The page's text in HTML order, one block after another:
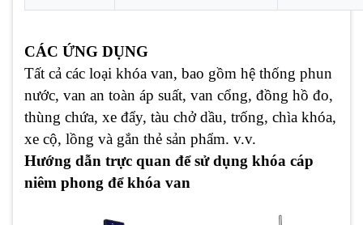
CÁC ỨNG DỤNG
Tất cả các loại khóa van, bao gồm hệ thống phun
nước, van an toàn áp suất, van cổng, đồng hồ đo,
thùng chứa, xe đẩy, tàu chở dầu, trống, chìa khóa,
xe cộ, lồng và gắn thẻ sản phẩm. v.v.
Hướng dẫn trực quan để sử dụng khóa cáp
niêm phong để khóa van